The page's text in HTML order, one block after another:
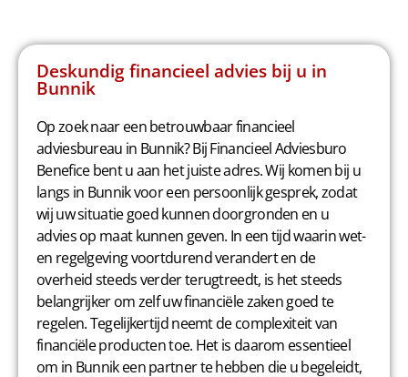
Deskundig financieel advies bij u in
Bunnik
Op zoek naar een betrouwbaar financieel
adviesbureau in Bunnik? Bij Financieel Adviesburo
Benefice bent u aan het juiste adres. Wij komen bij u
langs in Bunnik voor een persoonlijk gesprek, zodat
wij uw situatie goed kunnen doorgronden en u
advies op maat kunnen geven. In een tijd waarin wet-
en regelgeving voortdurend verandert en de
overheid steeds verder terugtreedt, is het steeds
belangrijker om zelf uw financiële zaken goed te
regelen. Tegelijkertijd neemt de complexiteit van
financiële producten toe. Het is daarom essentieel
om in Bunnik een partner te hebben die u begeleidt,